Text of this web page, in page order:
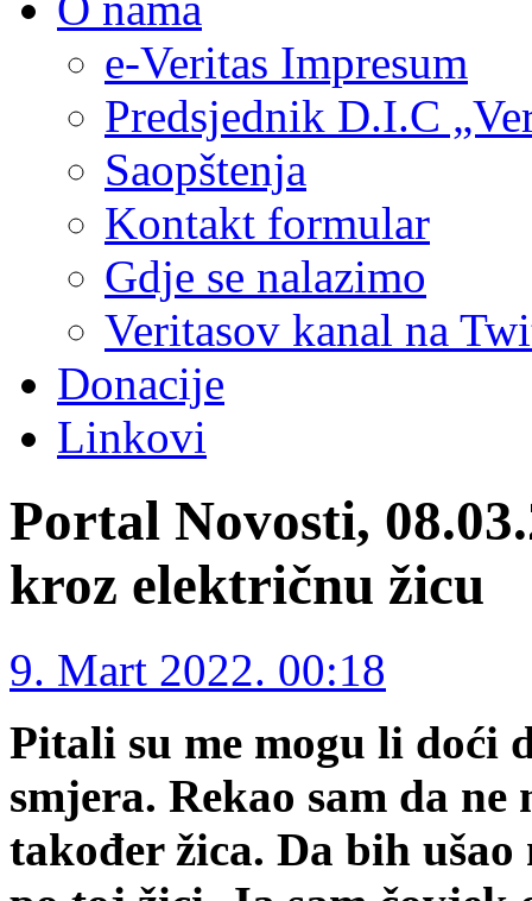
e-Veritas Impresum
Predsjednik D.I.C
Saopštenja
Kontakt formular
Gdje se nalazimo
Veritasov kanal na
Donacije
Linkovi
Portal Novosti,
kroz električnu žicu
9. Mart 2022. 00:18
Pitali su me mogu li doći
smjera. Rekao sam da
također žica. Da bih